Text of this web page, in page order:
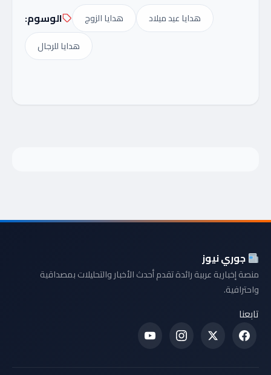
الوسوم: هدايا الزوج
هدايا عيد ميلاد
هدايا للرجال
جوري نيوز
منصة إخبارية عربية رائدة تقدم أحدث الأخبار والتحليلات بمصداقية
واحترافية.
تابعنا